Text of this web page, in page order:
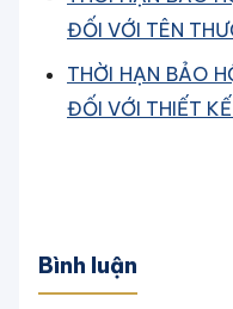
ĐỐI VỚI TÊN
THỜI HẠN BẢO
ĐỐI VỚI THIẾT
Bình luận